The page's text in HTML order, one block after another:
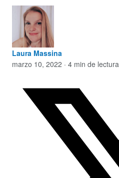
Laura Massina
marzo 10, 2022 · 4 min de lectura